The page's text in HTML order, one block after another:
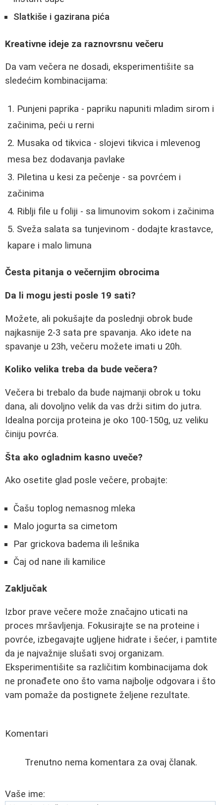
Slatkiše i gazirana pića
Kreativne ideje za raznovrsnu večeru
Da vam večera ne dosadi, eksperimentišite sa
sledećim kombinacijama:
Punjeni paprika - papriku napuniti mladim sirom i
začinima, peći u rerni
Musaka od tikvica - slojevi tikvica i mlevenog
mesa bez dodavanja pavlake
Piletina u kesi za pečenje - sa povrćem i
začinima
Riblji file u foliji - sa limunovim sokom i začinima
Sveža salata sa tunjevinom - dodajte krastavce,
kapare i malo limuna
Česta pitanja o večernjim obrocima
Da li mogu jesti posle 19 sati?
Možete, ali pokušajte da poslednji obrok bude
najkasnije 2-3 sata pre spavanja. Ako idete na
spavanje u 23h, večeru možete imati u 20h.
Koliko velika treba da bude večera?
Večera bi trebalo da bude najmanji obrok u toku
dana, ali dovoljno velik da vas drži sitim do jutra.
Idealna porcija proteina je oko 100-150g, uz veliku
činiju povrća.
Šta ako ogladnim kasno uveče?
Ako osetite glad posle večere, probajte:
Čašu toplog nemasnog mleka
Malo jogurta sa cimetom
Par grickova badema ili lešnika
Čaj od nane ili kamilice
Zaključak
Izbor prave večere može značajno uticati na
proces mršavljenja. Fokusirajte se na proteine i
povrće, izbegavajte ugljene hidrate i šećer, i pamtite
da je najvažnije slušati svoj organizam.
Eksperimentišite sa različitim kombinacijama dok
ne pronađete ono što vama najbolje odgovara i što
vam pomaže da postignete željene rezultate.
Komentari
Trenutno nema komentara za ovaj članak.
Vaše ime: